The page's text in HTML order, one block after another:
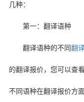
几种：
第一：翻译语种
翻译语种的不同 翻
的翻译报价，您可以查
不同语种在翻译报价方